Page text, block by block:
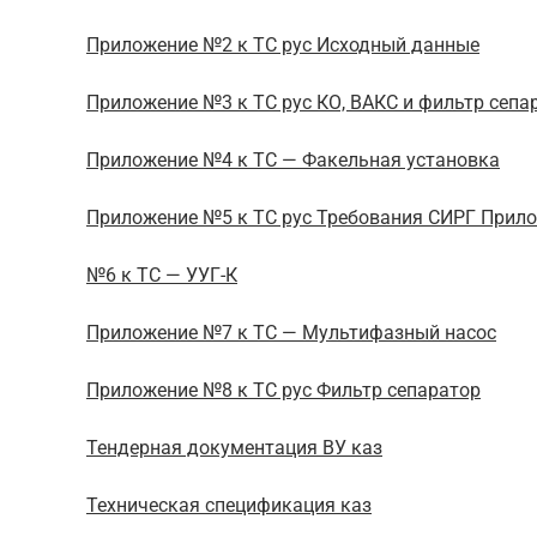
Приложение №2 к ТС рус Исходный данные
Приложение №3 к ТС рус КО, ВАКС и фильтр
Приложение №4 к ТС — Факельная установка
Приложение №5 к ТС рус Требования СИРГ
№6 к ТС — УУГ-К
Приложение №7 к ТС — Мультифазный насос
Приложение №8 к ТС рус Фильтр сепаратор
Тендерная документация ВУ каз
Техническая спецификация каз